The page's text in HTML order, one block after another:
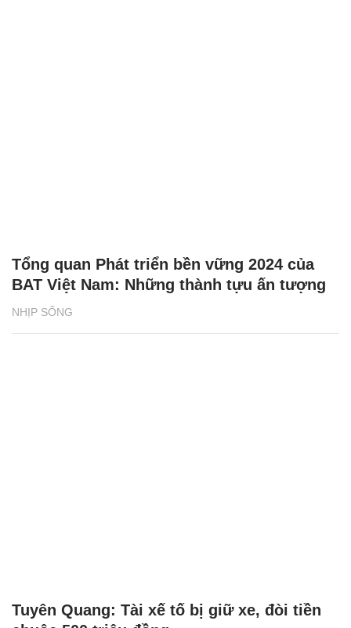
NHỊP SỐNG
Tổng quan Phát triển bền vững 2024 của
BAT Việt Nam: Những thành tựu ấn tượng
Tuyên Quang: Tài xế tố bị giữ xe, đòi tiền